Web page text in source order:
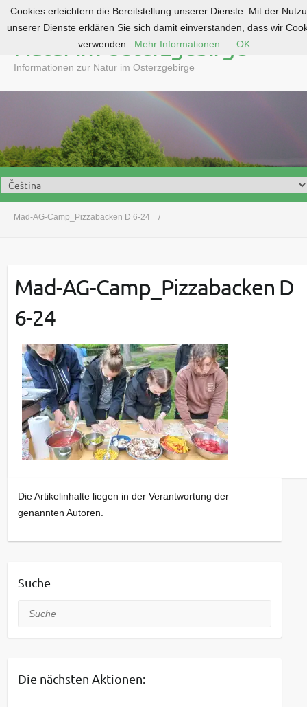
o
t
e
n
Natur im Osterzgebirge
Informationen zur Natur im Osterzgebirge
Mad-AG-Camp_Pizzabacken D 6-24
Mad-AG-Camp_Pizzabacken D
6-24
Die Artikelinhalte liegen in der Verantwortung der
genannten Autoren.
Suche
Suche
Die nächsten Aktionen:
Cookies erleichtern die Bereitstellung unserer Dienste. Mit der
unserer Dienste erklären Sie sich damit einverstanden, dass wir
verwenden.
Mehr Informationen OK